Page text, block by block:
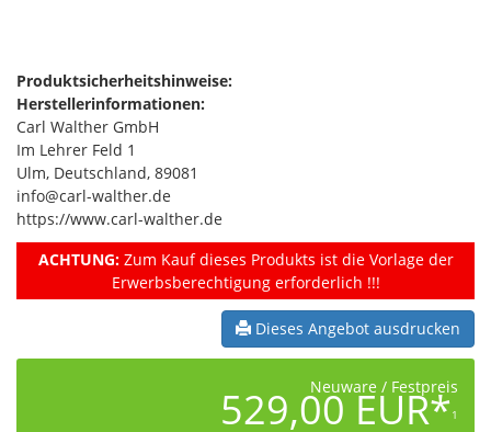
Produktsicherheitshinweise:
Herstellerinformationen:
Carl Walther GmbH
Im Lehrer Feld 1
Ulm, Deutschland, 89081
info@carl-walther.de
https://www.carl-walther.de
ACHTUNG:Zum Kauf dieses Produkts ist die Vorlage der
Erwerbsberechtigung erforderlich !!!
Dieses Angebot ausdrucken
Neuware / Festpreis
529,00 EUR*1